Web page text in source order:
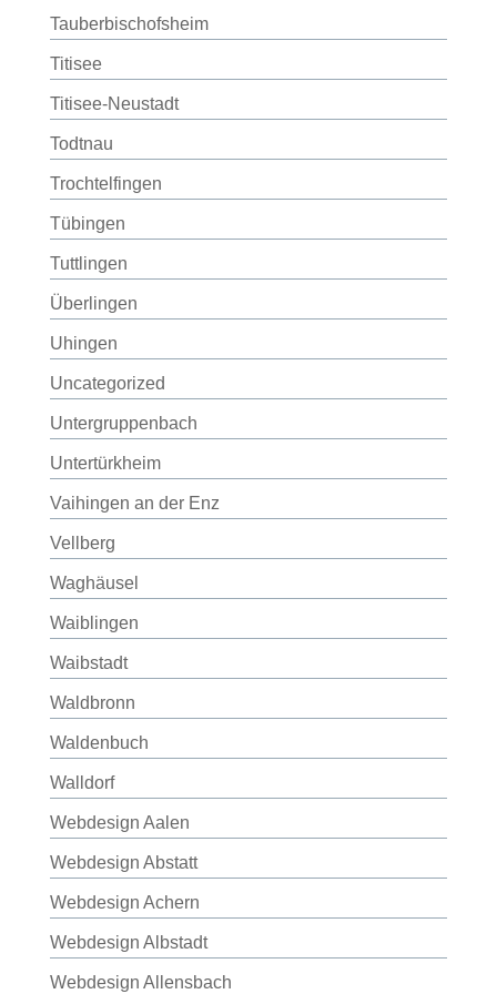
Tauberbischofsheim
Titisee
Titisee-Neustadt
Todtnau
Trochtelfingen
Tübingen
Tuttlingen
Überlingen
Uhingen
Uncategorized
Untergruppenbach
Untertürkheim
Vaihingen an der Enz
Vellberg
Waghäusel
Waiblingen
Waibstadt
Waldbronn
Waldenbuch
Walldorf
Webdesign Aalen
Webdesign Abstatt
Webdesign Achern
Webdesign Albstadt
Webdesign Allensbach